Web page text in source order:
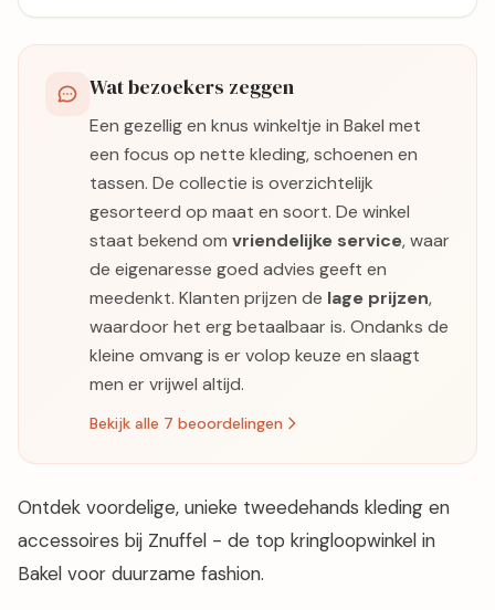
Wat bezoekers zeggen
Een gezellig en knus winkeltje in Bakel met
een focus op nette kleding, schoenen en
tassen. De collectie is overzichtelijk
gesorteerd op maat en soort. De winkel
staat bekend om vriendelijke service, waar
de eigenaresse goed advies geeft en
meedenkt. Klanten prijzen de lage prijzen,
waardoor het erg betaalbaar is. Ondanks de
kleine omvang is er volop keuze en slaagt
men er vrijwel altijd.
Bekijk alle 7 beoordelingen
Ontdek voordelige, unieke tweedehands kleding en
accessoires bij Znuffel - de top kringloopwinkel in
Bakel voor duurzame fashion.